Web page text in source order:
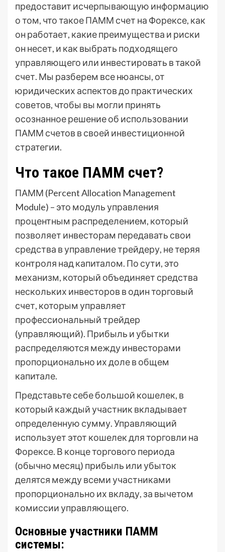
предоставит исчерпывающую информацию
о том, что такое ПАММ счет на Форексе, как
он работает, какие преимущества и риски
он несет, и как выбрать подходящего
управляющего или инвестировать в такой
счет. Мы разберем все нюансы, от
юридических аспектов до практических
советов, чтобы вы могли принять
осознанное решение об использовании
ПАММ счетов в своей инвестиционной
стратегии.
Что такое ПАММ счет?
ПАММ (Percent Allocation Management
Module) – это модуль управления
процентным распределением, который
позволяет инвесторам передавать свои
средства в управление трейдеру, не теряя
контроля над капиталом. По сути, это
механизм, который объединяет средства
нескольких инвесторов в один торговый
счет, которым управляет
профессиональный трейдер
(управляющий). Прибыль и убытки
распределяются между инвесторами
пропорционально их доле в общем
капитале.
Представьте себе большой кошелек, в
который каждый участник вкладывает
определенную сумму. Управляющий
использует этот кошелек для торговли на
Форексе. В конце торгового периода
(обычно месяц) прибыль или убыток
делятся между всеми участниками
пропорционально их вкладу, за вычетом
комиссии управляющего.
Основные участники ПАММ
системы: